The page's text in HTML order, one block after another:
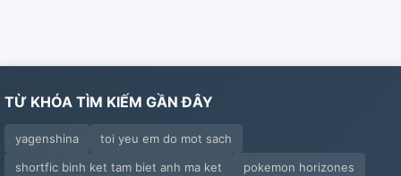
TỪ KHÓA TÌM KIẾM GẦN ĐÂY
yagenshina
toi yeu em do mot sach
shortfic binh ket tam biet anh ma ket
pokemon horizones